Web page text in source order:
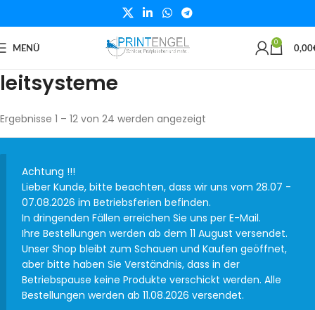
MENÜ 0 0,00
leitsysteme
Ergebnisse 1 – 12 von 24 werden angezeigt
Achtung !!!
Lieber Kunde, bitte beachten, dass wir uns vom 28.07 -
07.08.2026 im Betriebsferien befinden.
In dringenden Fällen erreichen Sie uns per E-Mail.
Ihre Bestellungen werden ab dem 11 August versendet.
Unser Shop bleibt zum Schauen und Kaufen geöffnet,
aber bitte haben Sie Verständnis, dass in der
Betriebspause keine Produkte verschickt werden. Alle
Bestellungen werden ab 11.08.2026 versendet.